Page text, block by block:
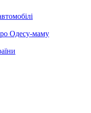
Одесу-маму